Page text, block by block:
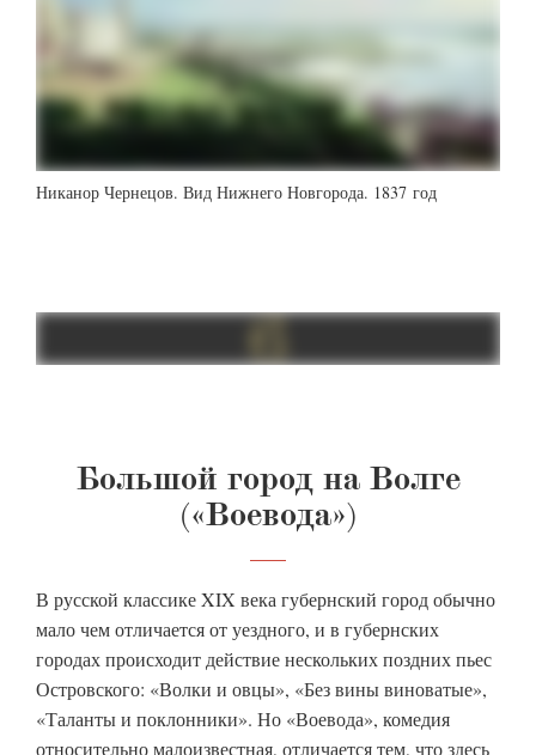
Никанор Чернецов. Вид Нижнего Новгорода. 1837 год
Большой город на Волге
(«Воевода»)
В русской классике XIX века губернский город обычно
мало чем отличается от уездного, и в губернских
городах происходит действие нескольких поздних пьес
Островского: «Волки и овцы», «Без вины виноватые»,
«Таланты и поклонники». Но «Воевода», комедия
относительно малоизвестная, отличается тем, что здесь